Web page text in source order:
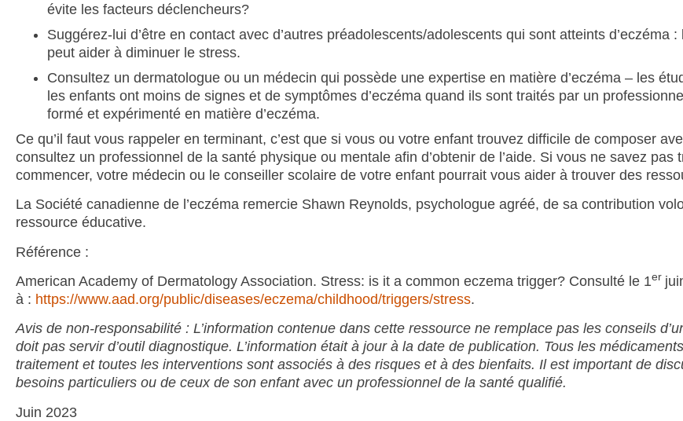
évite les facteurs déclencheurs?
Suggérez-lui d’être en contact avec d’autres préadolescents/adolescents qui sont atteints d’eczéma
peut aider à diminuer le stress.
Consultez un dermatologue ou un médecin qui possède une expertise en matière d’eczéma – les
les enfants ont moins de signes et de symptômes d’eczéma quand ils sont traités par un
formé et expérimenté en matière d’eczéma.
Ce qu’il faut vous rappeler en terminant, c’est que si vous ou votre enfant trouvez difficile de composer
consultez un professionnel de la santé physique ou mentale afin d’obtenir de l’aide. Si vous ne savez pas
commencer, votre médecin ou le conseiller scolaire de votre enfant pourrait vous aider à trouver des
La Société canadienne de l’eczéma remercie Shawn Reynolds, psychologue agréé, de sa contribution
ressource éducative.
Référence :
American Academy of Dermatology Association. Stress: is it a common eczema trigger? Consulté le 1er
à : https://www.aad.org/public/diseases/eczema/childhood/triggers/stress.
Avis de non-responsabilité : L’information contenue dans cette ressource ne remplace pas les conseils
doit pas servir d’outil diagnostique. L’information était à jour à la date de publication. Tous les
traitement et toutes les interventions sont associés à des risques et à des bienfaits. Il est important de
besoins particuliers ou de ceux de son enfant avec un professionnel de la santé qualifié.
Juin 2023